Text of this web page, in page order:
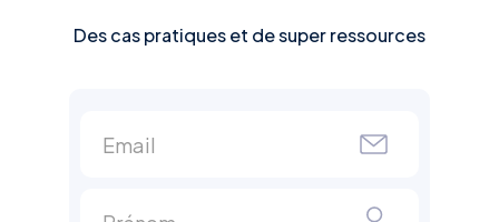
Des cas pratiques et de super ressources